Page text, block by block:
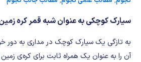
سیارک کوچکی به عنوان شبه‌ قمر کره‌
به تازگی یک سیارک کوچک در مداری به دور
آن را به عنوان یک همراه ثابت برای کره‌ی
صلاح های شیمیایی
مطالب جالب شیمی
روانپزشکی
طب سنتی